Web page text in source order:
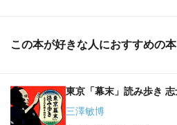
この本が好きな人におすすめの本
東京「幕末」読み歩き
三澤敏博